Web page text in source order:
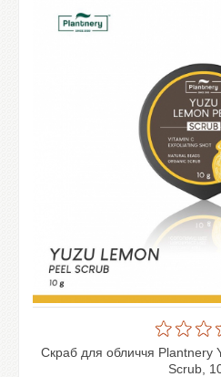
Скраб для обличчя Plantnery
Scrub,